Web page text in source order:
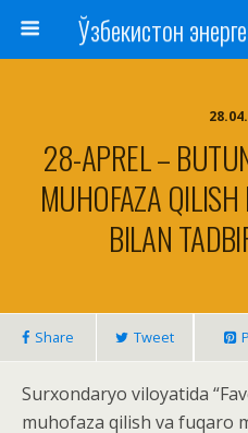
28-APREL –
MUHOFAZA
BILAN
Share Tweet
Surxondaryo viloyatida
muhofaza qilish va fuqaro